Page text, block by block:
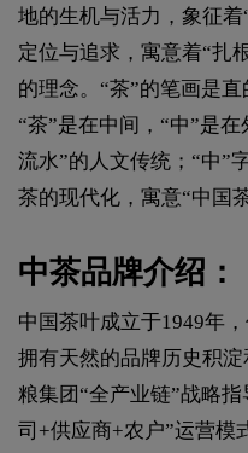
地的生机与活力，象征
定位与追求，寓意着“扎
的理念。“茶”的笔画是直
“茶”是在中间，“中”是
流水”的人文传统；“中”
茶的现代化，寓意“中国
中茶品牌介绍：
中国茶叶成立于1949年
拥有天然的品牌历史积
粮集团“全产业链”战略
司+供应商+农户”运营模